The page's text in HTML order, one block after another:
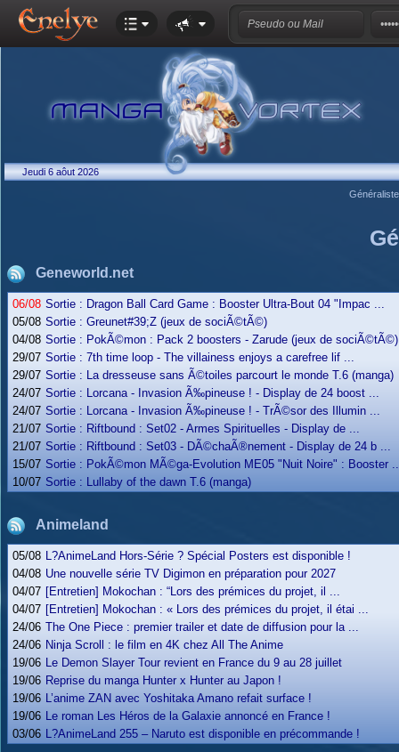
Jeudi 6 aôut 2026
Geneworld.net
06/08 Sortie : Dragon Ball Card Game : Booster Ultra-Bout 04 "Impac ...
05/08 Sortie : Greunet#39;Z (jeux de sociÃ©tÃ©)
04/08 Sortie : PokÃ©mon : Pack 2 boosters - Zarude (jeux de sociÃ©tÃ©)
29/07 Sortie : 7th time loop - The villainess enjoys a carefree lif ...
29/07 Sortie : La dresseuse sans Ã©toiles parcourt le monde T.6 (manga)
24/07 Sortie : Lorcana - Invasion Ã‰pineuse ! - Display de 24 boost ...
24/07 Sortie : Lorcana - Invasion Ã‰pineuse ! - TrÃ©sor des Illumin ...
21/07 Sortie : Riftbound : Set02 - Armes Spirituelles - Display de ...
21/07 Sortie : Riftbound : Set03 - DÃ©chaÃ®nement - Display de 24 b ...
15/07 Sortie : PokÃ©mon MÃ©ga-Evolution ME05 "Nuit Noire" : Booster
10/07 Sortie : Lullaby of the dawn T.6 (manga)
Animeland
05/08 L?AnimeLand Hors-Série ? Spécial Posters est disponible !
04/08 Une nouvelle série TV Digimon en préparation pour 2027
04/07 [Entretien] Mokochan : “Lors des prémices du projet, il ...
04/07 [Entretien] Mokochan : « Lors des prémices du projet, il étai ...
24/06 The One Piece : premier trailer et date de diffusion pour la ...
24/06 Ninja Scroll : le film en 4K chez All The Anime
19/06 Le Demon Slayer Tour revient en France du 9 au 28 juillet
19/06 Reprise du manga Hunter x Hunter au Japon !
19/06 L’anime ZAN avec Yoshitaka Amano refait surface !
19/06 Le roman Les Héros de la Galaxie annoncé en France !
03/06 L?AnimeLand 255 – Naruto est disponible en précommande !